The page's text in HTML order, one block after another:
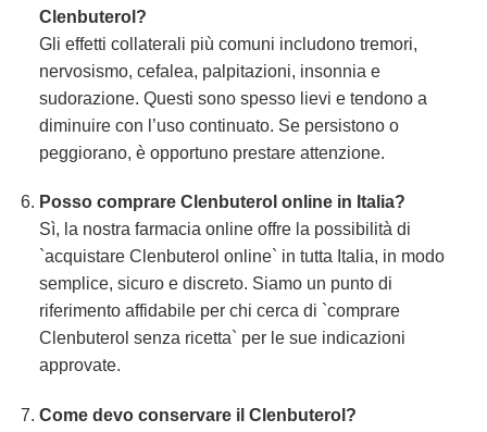
Clenbuterol?
Gli effetti collaterali più comuni includono tremori,
nervosismo, cefalea, palpitazioni, insonnia e
sudorazione. Questi sono spesso lievi e tendono a
diminuire con l’uso continuato. Se persistono o
peggiorano, è opportuno prestare attenzione.
Posso comprare Clenbuterol online in Italia?
Sì, la nostra farmacia online offre la possibilità di
`acquistare Clenbuterol online` in tutta Italia, in modo
semplice, sicuro e discreto. Siamo un punto di
riferimento affidabile per chi cerca di `comprare
Clenbuterol senza ricetta` per le sue indicazioni
approvate.
Come devo conservare il Clenbuterol?